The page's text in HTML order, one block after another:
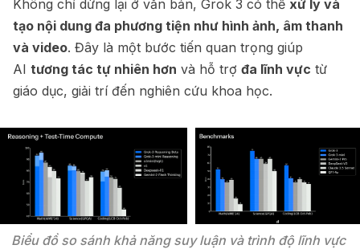
Không chỉ dừng lại ở văn bản, Grok 3 có thể xử lý và
tạo nội dung đa phương tiện như hình ảnh, âm thanh
và video. Đây là một bước tiến quan trọng giúp
AI tương tác tự nhiên hơn và hỗ trợ đa lĩnh vực từ
giáo dục, giải trí đến nghiên cứu khoa học.
Biểu đồ so sánh khả năng suy luận và trình độ lĩnh vực